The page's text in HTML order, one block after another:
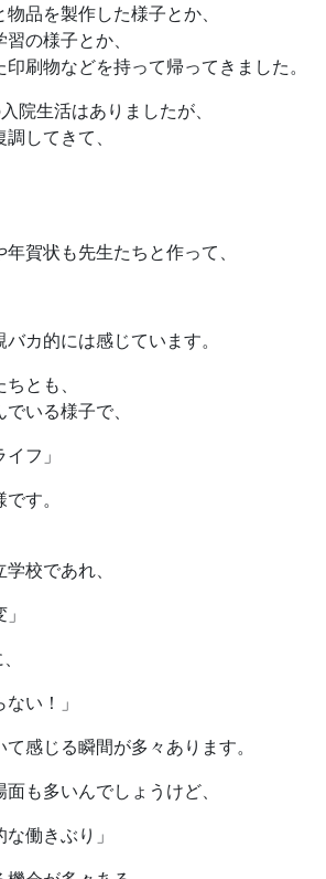
品を製作した様子とか、
の様子とか、
刷物などを持って帰ってきました。
院生活はありましたが、
してきて、
賀状も先生たちと作って、
カ的には感じています。
とも、
いる様子で、
フ」
す。
校であれ、
い！」
感じる瞬間が多々あります。
も多いんでしょうけど、
働きぶり」